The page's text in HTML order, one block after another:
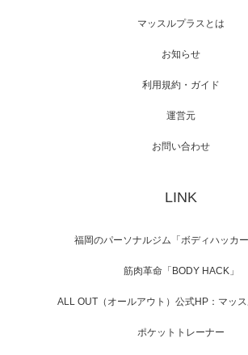
映画「メカバース」舞台
【TV】NHK BS「COOL
「ねとらぼ」さんに…
マッスルプラスとは
お知らせ
利用規約・ガイド
運営元
お問い合わせ
LINK
福岡のパーソナルジム「ボディハッカー
筋肉革命「BODY HACK」
ALL OUT（オールアウト）公式HP：マッ
ポケットトレーナー